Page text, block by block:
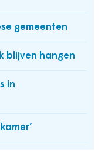
gemeenten
blijven hangen
in